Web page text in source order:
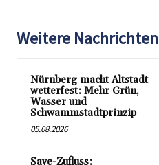
Weitere Nachrichten
Nürnberg macht Altstadt
wetterfest: Mehr Grün,
Wasser und
Schwammstadtprinzip
05.08.2026
Save-Zufluss: